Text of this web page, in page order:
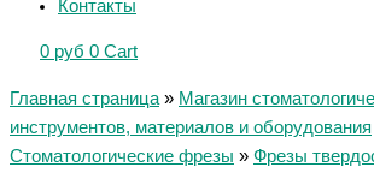
Контакты
0 руб 0 Cart
Главная страница » Магазин
инструментов, материалов и оборудования
Стоматологические фрезы » Фрезы